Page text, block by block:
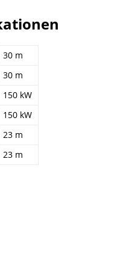
30 m
30 m
150 kW
150 kW
23 m
23 m